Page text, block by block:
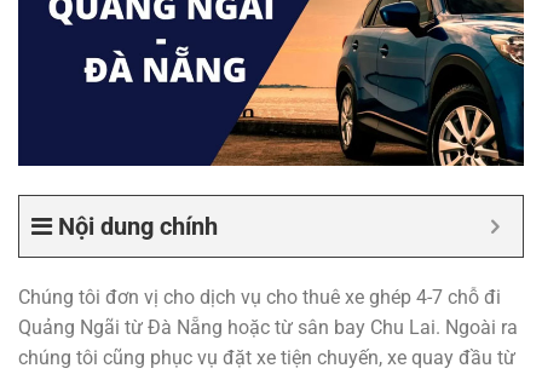
Nội dung chính
Chúng tôi đơn vị cho dịch vụ cho thuê xe ghép 4-7 chỗ đi
Quảng Ngãi từ Đà Nẵng hoặc từ sân bay Chu Lai. Ngoài ra
chúng tôi cũng phục vụ đặt xe tiện chuyến, xe quay đầu từ